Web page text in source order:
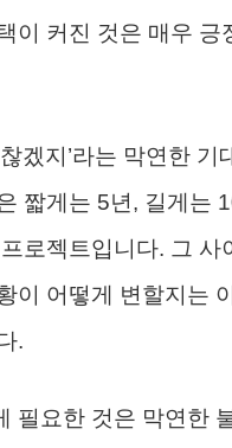
이 커진 것은 매우 긍
겠지’라는 막연한 기
짧게는 5년, 길게는
로젝트입니다. 그 사
이 어떻게 변할지는
.
필요한 것은 막연한